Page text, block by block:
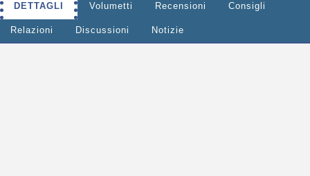
DETTAGLI Volumetti Recensioni Consigli
Relazioni Discussioni Notizie